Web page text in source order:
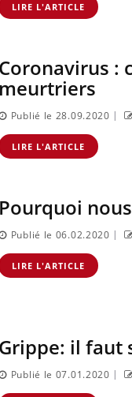
LIRE L'ARTICLE
Coronavirus :
meurtriers
Publié le 28.09.2020 |
LIRE L'ARTICLE
Pourquoi
Publié le 06.02.2020 |
LIRE L'ARTICLE
Grippe: il faut
Publié le 07.01.2020 |
: pourquoi
il ?
pourrait-il freiner
du cancer ?
manger moins de
pourrait
être bénéfique